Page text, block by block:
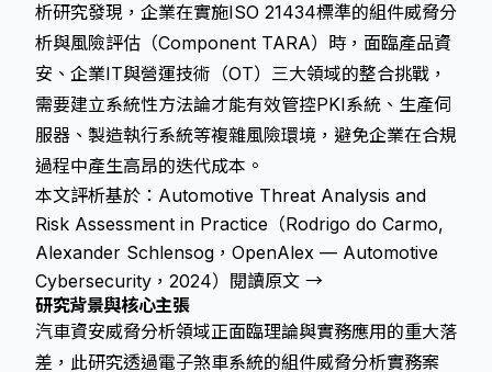
析研究發現，企業在實施ISO 21434標準的組件威脅分
析與風險評估（Component TARA）時，面臨產品資
安、企業IT與營運技術（OT）三大領域的整合挑戰，
需要建立系統性方法論才能有效管控PKI系統、生產伺
服器、製造執行系統等複雜風險環境，避免企業在合規
過程中產生高昂的迭代成本。
本文評析基於：Automotive Threat Analysis and
Risk Assessment in Practice（Rodrigo do Carmo,
Alexander Schlensog，OpenAlex — Automotive
Cybersecurity，2024） 閱讀原文 →
研究背景與核心主張
汽車資安威脅分析領域正面臨理論與實務應用的重大落
差，此研究透過電子煞車系統的組件威脅分析實務案